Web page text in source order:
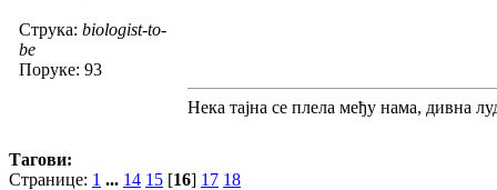
Струка: biologist-to-
be
Поруке: 93
Нека тајна се плела међу нама, дивна
Тагови:
Странице: 1 ... 14 15 [16] 17 18